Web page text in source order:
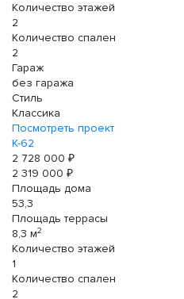
Количество этажей
2
Количество спален
2
Гараж
без гаража
Стиль
Классика
Посмотреть проект
К-62
2 728 000 ₽
2 319 000 ₽
Площадь дома
53,3
Площадь террасы
8,3 м2
Количество этажей
1
Количество спален
2